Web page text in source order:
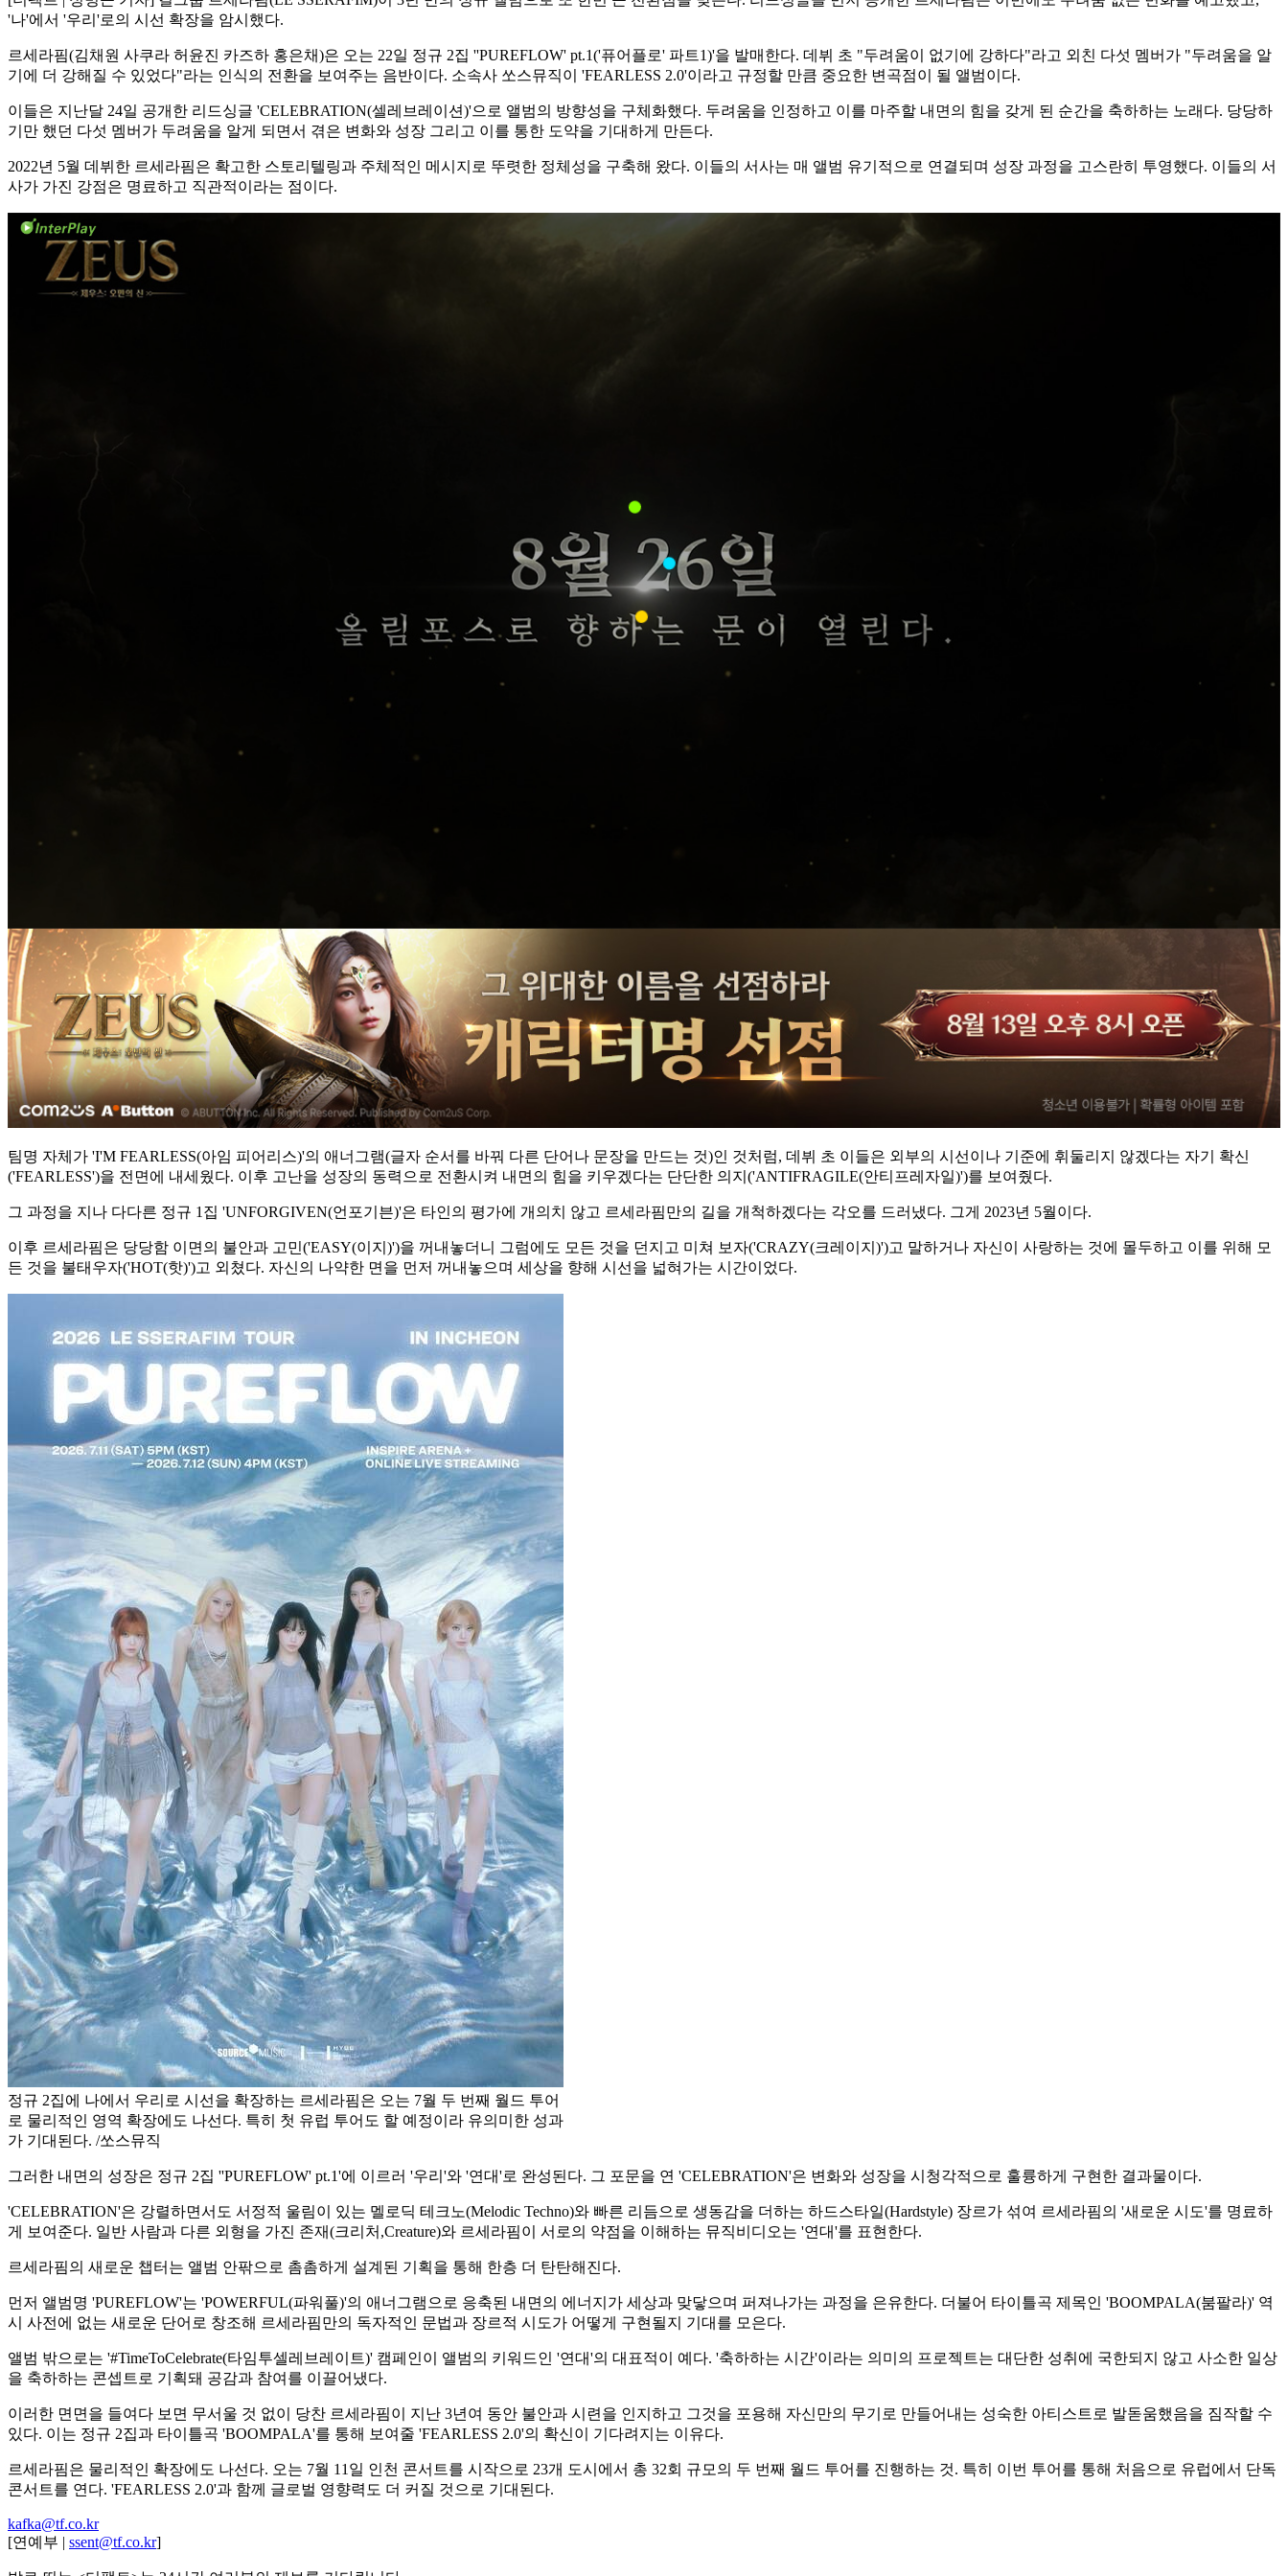
'나'에서 '우리'로의 시선 확장을 암시했다.
르세라핌(김채원 사쿠라 허윤진 카즈하 홍은채)은 오는 22일 정규 2집 ''PUREFLOW' pt.1('퓨어플로' 파트1)'을 발매한다. 데뷔 초 "두려움이 없기에 강하다"라고 외친 다섯 멤버가 "두려움을 알
기에 더 강해질 수 있었다"라는 인식의 전환을 보여주는 음반이다. 소속사 쏘스뮤직이 'FEARLESS 2.0'이라고 규정할 만큼 중요한 변곡점이 될 앨범이다.
이들은 지난달 24일 공개한 리드싱글 'CELEBRATION(셀레브레이션)'으로 앨범의 방향성을 구체화했다. 두려움을 인정하고 이를 마주할 내면의 힘을 갖게 된 순간을 축하하는 노래다. 당당하
기만 했던 다섯 멤버가 두려움을 알게 되면서 겪은 변화와 성장 그리고 이를 통한 도약을 기대하게 만든다.
2022년 5월 데뷔한 르세라핌은 확고한 스토리텔링과 주체적인 메시지로 뚜렷한 정체성을 구축해 왔다. 이들의 서사는 매 앨범 유기적으로 연결되며 성장 과정을 고스란히 투영했다. 이들의 서
사가 가진 강점은 명료하고 직관적이라는 점이다.
팀명 자체가 'I'M FEARLESS(아임 피어리스)'의 애너그램(글자 순서를 바꿔 다른 단어나 문장을 만드는 것)인 것처럼, 데뷔 초 이들은 외부의 시선이나 기준에 휘둘리지 않겠다는 자기 확신
('FEARLESS')을 전면에 내세웠다. 이후 고난을 성장의 동력으로 전환시켜 내면의 힘을 키우겠다는 단단한 의지('ANTIFRAGILE(안티프레자일)')를 보여줬다.
그 과정을 지나 다다른 정규 1집 'UNFORGIVEN(언포기븐)'은 타인의 평가에 개의치 않고 르세라핌만의 길을 개척하겠다는 각오를 드러냈다. 그게 2023년 5월이다.
이후 르세라핌은 당당함 이면의 불안과 고민('EASY(이지)')을 꺼내놓더니 그럼에도 모든 것을 던지고 미쳐 보자('CRAZY(크레이지)')고 말하거나 자신이 사랑하는 것에 몰두하고 이를 위해 모
든 것을 불태우자('HOT(핫)')고 외쳤다. 자신의 나약한 면을 먼저 꺼내놓으며 세상을 향해 시선을 넓혀가는 시간이었다.
정규 2집에 나에서 우리로 시선을 확장하는 르세라핌은 오는 7월 두 번째 월드 투어
로 물리적인 영역 확장에도 나선다. 특히 첫 유럽 투어도 할 예정이라 유의미한 성과
가 기대된다. /쏘스뮤직
그러한 내면의 성장은 정규 2집 ''PUREFLOW' pt.1'에 이르러 '우리'와 '연대'로 완성된다. 그 포문을 연 'CELEBRATION'은 변화와 성장을 시청각적으로 훌륭하게 구현한 결과물이다.
'CELEBRATION'은 강렬하면서도 서정적 울림이 있는 멜로딕 테크노(Melodic Techno)와 빠른 리듬으로 생동감을 더하는 하드스타일(Hardstyle) 장르가 섞여 르세라핌의 '새로운 시도'를 명료하
게 보여준다. 일반 사람과 다른 외형을 가진 존재(크리처,Creature)와 르세라핌이 서로의 약점을 이해하는 뮤직비디오는 '연대'를 표현한다.
르세라핌의 새로운 챕터는 앨범 안팎으로 촘촘하게 설계된 기획을 통해 한층 더 탄탄해진다.
먼저 앨범명 'PUREFLOW'는 'POWERFUL(파워풀)'의 애너그램으로 응축된 내면의 에너지가 세상과 맞닿으며 퍼져나가는 과정을 은유한다. 더불어 타이틀곡 제목인 'BOOMPALA(붐팔라)' 역
시 사전에 없는 새로운 단어로 창조해 르세라핌만의 독자적인 문법과 장르적 시도가 어떻게 구현될지 기대를 모은다.
앨범 밖으로는 '#TimeToCelebrate(타임투셀레브레이트)' 캠페인이 앨범의 키워드인 '연대'의 대표적이 예다. '축하하는 시간'이라는 의미의 프로젝트는 대단한 성취에 국한되지 않고 사소한 일상
을 축하하는 콘셉트로 기획돼 공감과 참여를 이끌어냈다.
이러한 면면을 들여다 보면 무서울 것 없이 당찬 르세라핌이 지난 3년여 동안 불안과 시련을 인지하고 그것을 포용해 자신만의 무기로 만들어내는 성숙한 아티스트로 발돋움했음을 짐작할 수
있다. 이는 정규 2집과 타이틀곡 'BOOMPALA'를 통해 보여줄 'FEARLESS 2.0'의 확신이 기다려지는 이유다.
르세라핌은 물리적인 확장에도 나선다. 오는 7월 11일 인천 콘서트를 시작으로 23개 도시에서 총 32회 규모의 두 번째 월드 투어를 진행하는 것. 특히 이번 투어를 통해 처음으로 유럽에서 단독
콘서트를 연다. 'FEARLESS 2.0'과 함께 글로벌 영향력도 더 커질 것으로 기대된다.
kafka@tf.co.kr
[연예부 | ssent@tf.co.kr]